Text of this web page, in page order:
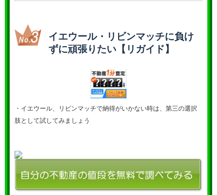
イエウール・リビンマッチに負け
ずに頑張りたい【リガイド】
・イエウール、リビンマッチで納得がいかない時は、第三の選択
肢として試してみましょう